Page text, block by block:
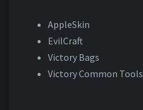
AppleSkin
EvilCraft
Victory Bags
Victory Common Tools